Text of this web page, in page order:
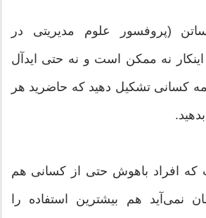
(پروفسور علوم مدیریتی در
اینکار نه ممکن است و نه حتی ایدآل
کسانی تشکیل دهید که حاضرید هر
که افراد باهوش حتی از کسانی هم
نمی‌آید هم بیشترین استفاده را